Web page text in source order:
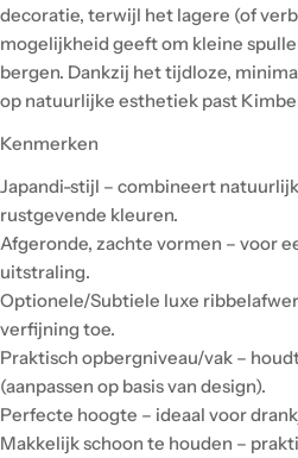
decoratie, terwijl het lagere (of
mogelijkheid geeft om kleine
bergen. Dankzij het tijdloze,
op natuurlijke esthetiek past
Kenmerken
Japandi-stijl – combineert
rustgevende kleuren.
Afgeronde, zachte vormen – voor
uitstraling.
Optionele/Subtiele luxe
verfijning toe.
Praktisch opbergniveau/vak –
(aanpassen op basis van design).
Perfecte hoogte – ideaal voor
Makkelijk schoon te houden –